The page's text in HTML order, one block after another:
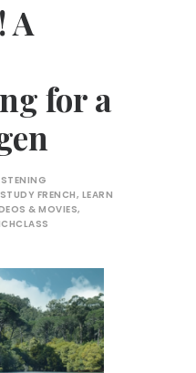
A
for a
FRENCH, LEARN
& MOVIES,